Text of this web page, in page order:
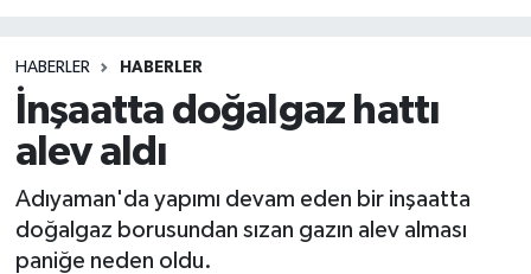
HABERLER HABERLER
İnşaatta doğalgaz hattı
alev aldı
Adıyaman'da yapımı devam eden bir inşaatta
doğalgaz borusundan sızan gazın alev alması
paniğe neden oldu.
Son Dakika Haberleri
Haber Arşivi